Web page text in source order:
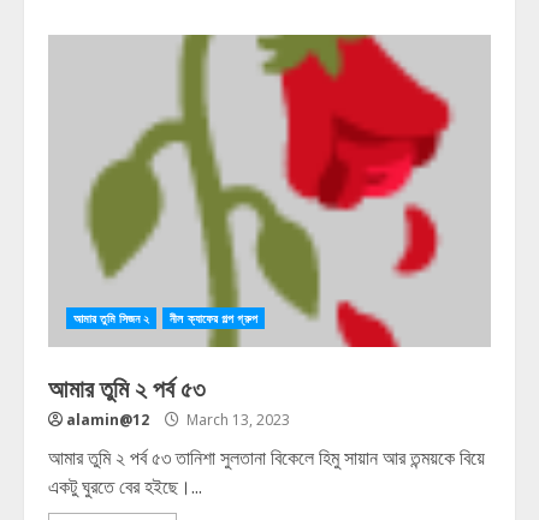
আমার তুমি সিজন ২ নীল ক্যাফের গল্প গ্রুপ
আমার তুমি ২ পর্ব ৫৩
alamin@12 March 13, 2023
আমার তুমি ২ পর্ব ৫৩ তানিশা সুলতানা বিকেলে হিমু সায়ান আর তন্ময়কে বিয়ে
একটু ঘুরতে বের হইছে।...